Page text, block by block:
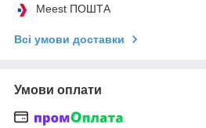
Meest ПОШТА
Всі умови доставки
Умови оплати